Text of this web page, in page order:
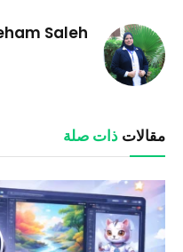
Saleh
مقالات ذات صلة